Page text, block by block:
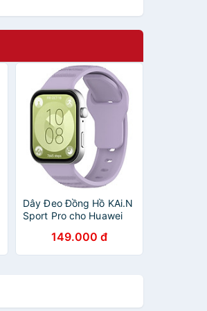
Dây Đeo Đồng Hồ KAi.N
Sport Pro cho Huawei
Pro_Hàng chính hãng
149.000 đ